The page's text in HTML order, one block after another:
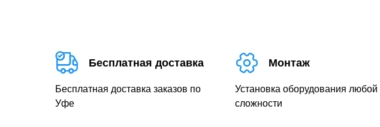
Бесплатная доставка
Бесплатная доставка заказов по
Уфе
Монтаж
Установка оборудования любой
сложности